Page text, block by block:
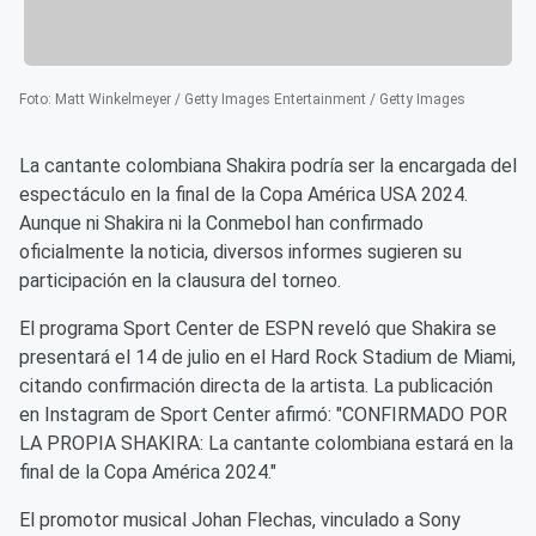
Foto: Matt Winkelmeyer / Getty Images Entertainment / Getty Images
La cantante colombiana Shakira podría ser la encargada del
espectáculo en la final de la Copa América USA 2024.
Aunque ni Shakira ni la Conmebol han confirmado
oficialmente la noticia, diversos informes sugieren su
participación en la clausura del torneo.
El programa Sport Center de ESPN reveló que Shakira se
presentará el 14 de julio en el Hard Rock Stadium de Miami,
citando confirmación directa de la artista. La publicación
en Instagram de Sport Center afirmó: "CONFIRMADO POR
LA PROPIA SHAKIRA: La cantante colombiana estará en la
final de la Copa América 2024."
El promotor musical Johan Flechas, vinculado a Sony